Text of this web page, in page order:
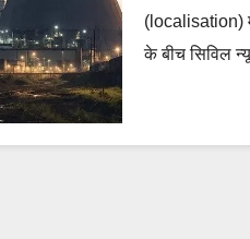
(localisation)
के बीच सिविल